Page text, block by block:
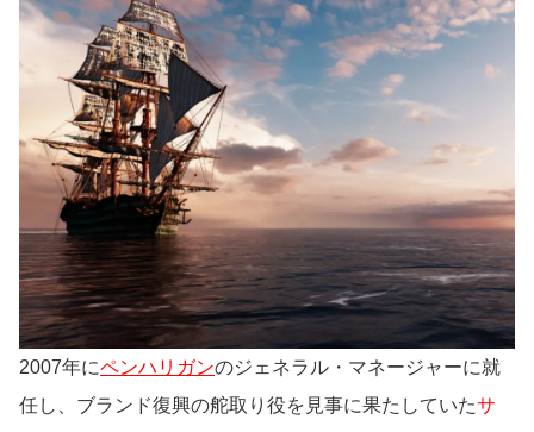
2007年にペンハリガンのジェネラル・マネージャーに就
任し、ブランド復興の舵取り役を見事に果たしていたサ